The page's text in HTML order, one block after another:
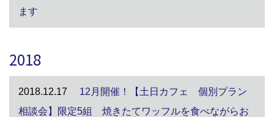
ます
2018
2018.12.17
12月開催！【土日カフェ 個別プラン
相談会】限定5組 焼きたてワッフルを食べながらお